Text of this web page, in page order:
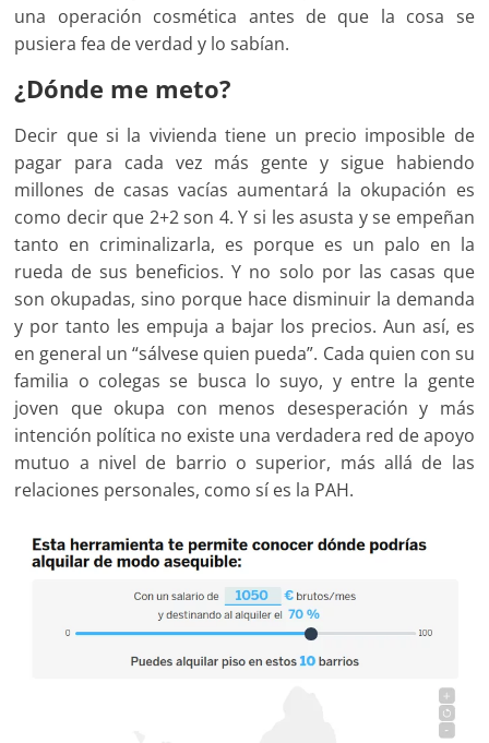
una operación cosmética antes de que la cosa se
pusiera fea de verdad y lo sabían.
¿Dónde me meto?
Decir que si la vivienda tiene un precio imposible de
pagar para cada vez más gente y sigue habiendo
millones de casas vacías aumentará la okupación es
como decir que 2+2 son 4. Y si les asusta y se empeñan
tanto en criminalizarla, es porque es un palo en la
rueda de sus beneficios. Y no solo por las casas que
son okupadas, sino porque hace disminuir la demanda
y por tanto les empuja a bajar los precios. Aun así, es
en general un “sálvese quien pueda”. Cada quien con su
familia o colegas se busca lo suyo, y entre la gente
joven que okupa con menos desesperación y más
intención política no existe una verdadera red de apoyo
mutuo a nivel de barrio o superior, más allá de las
relaciones personales, como sí es la PAH.